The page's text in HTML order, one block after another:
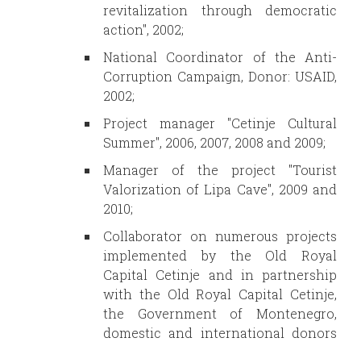
revitalization through democratic
action", 2002;
National Coordinator of the Anti-
Corruption Campaign, Donor: USAID,
2002;
Project manager "Cetinje Cultural
Summer", 2006, 2007, 2008 and 2009;
Manager of the project "Tourist
Valorization of Lipa Cave", 2009 and
2010;
Collaborator on numerous projects
implemented by the Old Royal
Capital Cetinje and in partnership
with the Old Royal Capital Cetinje,
the Government of Montenegro,
domestic and international donors